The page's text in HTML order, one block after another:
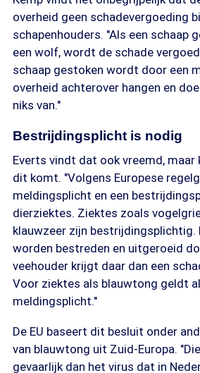
overheid geen schadevergoeding
schapenhouders. "Als een schaap
een wolf, wordt de schade
schaap gestoken wordt door een
overheid achterover hangen en
niks van."
Bestrijdingsplicht is nodig
Everts vindt dat ook vreemd, maar
dit komt. "Volgens Europese
meldingsplicht en een
dierziektes. Ziektes zoals
klauwzeer zijn
worden bestreden en uitgeroeid
veehouder krijgt daar dan een
Voor ziektes als blauwtong geldt
meldingsplicht."
De EU baseert dit besluit onder
van blauwtong uit Zuid-Europa.
gevaarlijk dan het virus dat in